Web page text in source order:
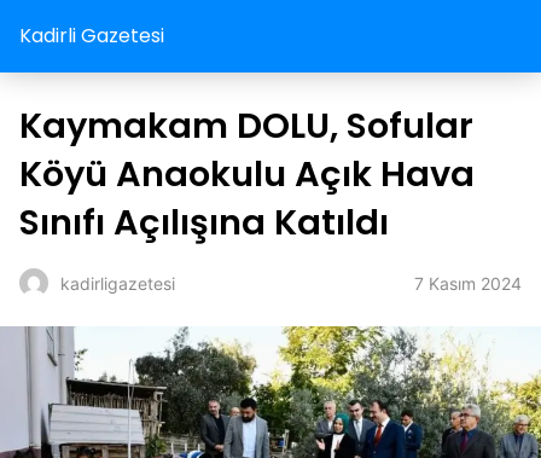
Kadirli Gazetesi
Kaymakam DOLU, Sofular
Köyü Anaokulu Açık Hava
Sınıfı Açılışına Katıldı
kadirligazetesi 7 Kasım 2024